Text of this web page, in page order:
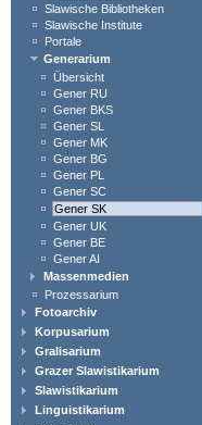
Slawische Bibliotheken
Slawische Institute
Portale
Generarium
Übersicht
Gener RU
Gener BKS
Gener SL
Gener MK
Gener BG
Gener PL
Gener SC
Gener SK
Gener UK
Gener BE
Gener AI
Massenmedien
Prozessarium
Fotoarchiv
Korpusarium
Gralisarium
Grazer Slawistikarium
Slawistikarium
Linguistikarium